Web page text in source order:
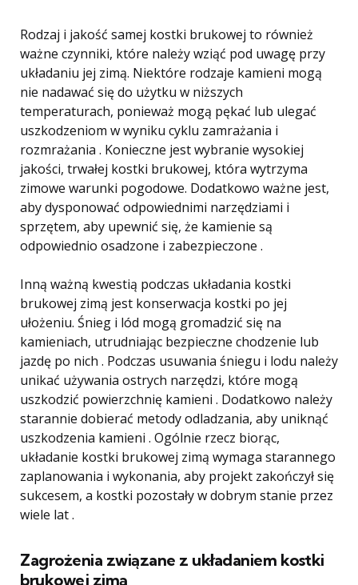
Rodzaj i jakość samej kostki brukowej to również
ważne czynniki, które należy wziąć pod uwagę przy
układaniu jej zimą. Niektóre rodzaje kamieni mogą
nie nadawać się do użytku w niższych
temperaturach, ponieważ mogą pękać lub ulegać
uszkodzeniom w wyniku cyklu zamrażania i
rozmrażania . Konieczne jest wybranie wysokiej
jakości, trwałej kostki brukowej, która wytrzyma
zimowe warunki pogodowe. Dodatkowo ważne jest,
aby dysponować odpowiednimi narzędziami i
sprzętem, aby upewnić się, że kamienie są
odpowiednio osadzone i zabezpieczone .
Inną ważną kwestią podczas układania kostki
brukowej zimą jest konserwacja kostki po jej
ułożeniu. Śnieg i lód mogą gromadzić się na
kamieniach, utrudniając bezpieczne chodzenie lub
jazdę po nich . Podczas usuwania śniegu i lodu należy
unikać używania ostrych narzędzi, które mogą
uszkodzić powierzchnię kamieni . Dodatkowo należy
starannie dobierać metody odladzania, aby uniknąć
uszkodzenia kamieni . Ogólnie rzecz biorąc,
układanie kostki brukowej zimą wymaga starannego
zaplanowania i wykonania, aby projekt zakończył się
sukcesem, a kostki pozostały w dobrym stanie przez
wiele lat .
Zagrożenia związane z układaniem kostki
brukowej zimą